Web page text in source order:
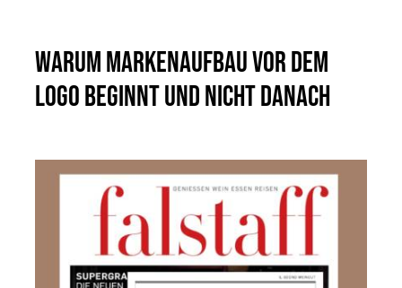
Warum Markenaufbau vor dem
Logo beginnt und nicht danach